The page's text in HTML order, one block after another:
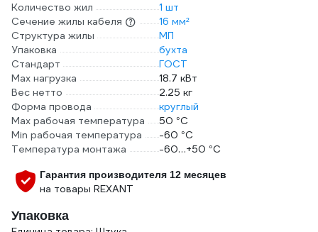
Количество жил
1 шт
Сечение жилы кабеля
16 мм²
Структура жилы
МП
Упаковка
бухта
Стандарт
ГОСТ
Max нагрузка
18.7 кВт
Вес нетто
2.25 кг
Форма провода
круглый
Max рабочая температура
50 °С
Min рабочая температура
-60 °С
Температура монтажа
-60…+50 °С
Гарантия производителя 12 месяцев
на товары REXANT
Упаковка